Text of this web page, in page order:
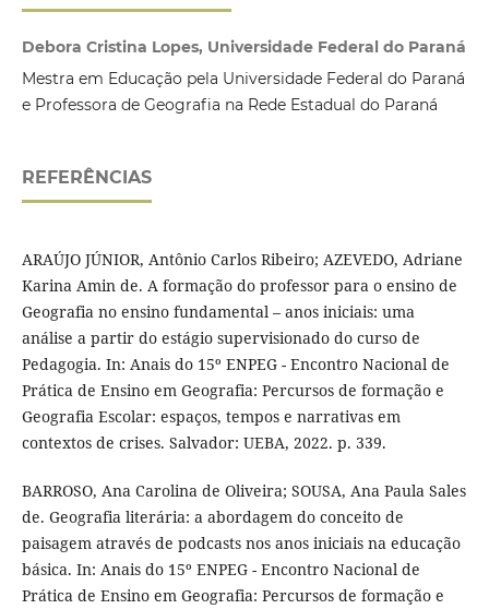
Debora Cristina Lopes, Universidade Federal do Paraná
Mestra em Educação pela Universidade Federal do Paraná
e Professora de Geografia na Rede Estadual do Paraná
REFERÊNCIAS
ARAÚJO JÚNIOR, Antônio Carlos Ribeiro; AZEVEDO, Adriane
Karina Amin de. A formação do professor para o ensino de
Geografia no ensino fundamental – anos iniciais: uma
análise a partir do estágio supervisionado do curso de
Pedagogia. In: Anais do 15º ENPEG - Encontro Nacional de
Prática de Ensino em Geografia: Percursos de formação e
Geografia Escolar: espaços, tempos e narrativas em
contextos de crises. Salvador: UEBA, 2022. p. 339.
BARROSO, Ana Carolina de Oliveira; SOUSA, Ana Paula Sales
de. Geografia literária: a abordagem do conceito de
paisagem através de podcasts nos anos iniciais na educação
básica. In: Anais do 15º ENPEG - Encontro Nacional de
Prática de Ensino em Geografia: Percursos de formação e